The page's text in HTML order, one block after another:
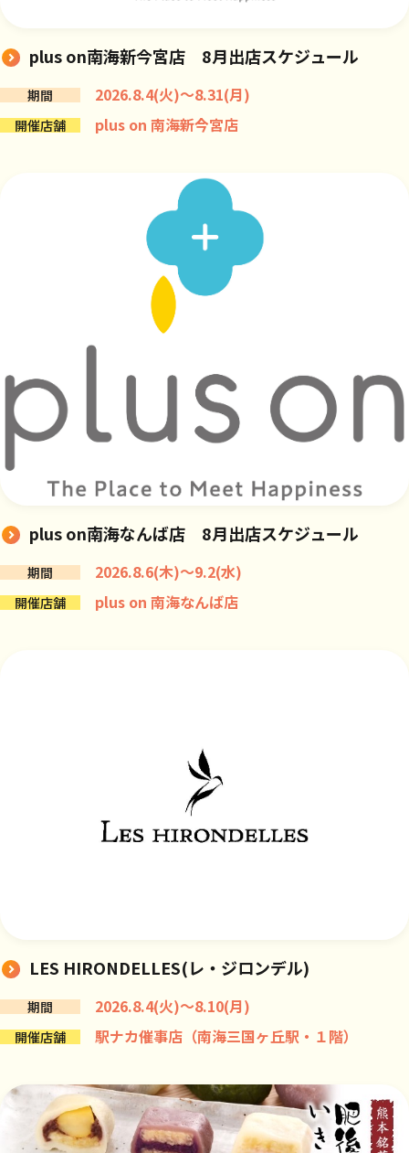
plus on南海新今宮店 8月出店スケジュール
期間 2026.8.4(火)～8.31(月)
開催店舗 plus on 南海新今宮店
plus on南海なんば店 8月出店スケジュール
期間 2026.8.6(木)～9.2(水)
開催店舗 plus on 南海なんば店
LES HIRONDELLES(レ・ジロンデル)
期間 2026.8.4(火)～8.10(月)
開催店舗 駅ナカ催事店（南海三国ヶ丘駅・１階）